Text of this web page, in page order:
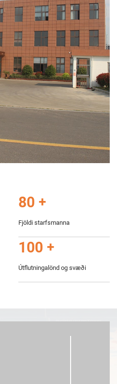
80 +
Fjöldi starfsmanna
100 +
Útflutningalönd og svæði